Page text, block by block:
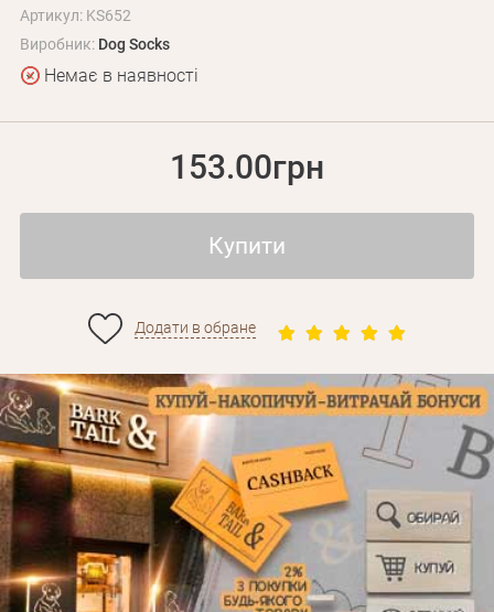
Артикул: KS652
Виробник: Dog Socks
Немає в наявності
153.00грн
Купити
Додати в обране